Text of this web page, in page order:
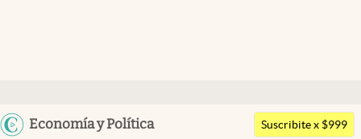
Argentina
Economía y Política
Members Suscribite x $999